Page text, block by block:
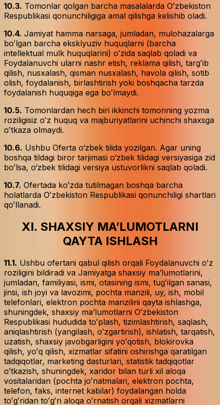
10.3. Tomonlar qolgan barcha masalalarda Oʻzbekiston
Respublikasi qonunchiligiga amal qilishga kelishib oladi.
10.4. Jamiyat hamma narsaga, jumladan, mulohazalarga
boʻlgan barcha eksklyuziv huquqlarni (barcha
intellektual mulk huquqlarini) oʻzida saqlab qoladi va
Foydalanuvchi ularni nashr etish, reklama qilish, targʻib
qilish, nusxalash, qisman nusxalash, havola qilish, sotib
olish, foydalanish, birlashtirish yoki boshqacha tarzda
foydalanish huquqiga ega boʻlmaydi.
10.5. Tomonlardan hech biri ikkinchi tomonning yozma
roziligisiz oʻz huquq va majburiyatlarini uchinchi shaxsga
oʻtkaza olmaydi.
10.6. Ushbu Oferta o‘zbek tilida yozilgan. Agar uning
boshqa tildagi biror tarjimasi o‘zbek tilidagi versiyasiga zid
boʻlsa, o‘zbek tilidagi versiya ustuvorlikni saqlab qoladi.
10.7. Ofertada koʻzda tutilmagan boshqa barcha
holatlarda Oʻzbekiston Respublikasi qonunchiligi shartlari
qoʻllanadi.
XI. SHAXSIY MAʼLUMOTLARNI
QAYTA ISHLASH
11.1. Ushbu ofertani qabul qilish orqali Foydalanuvchi oʻz
roziligini bildiradi va Jamiyatga shaxsiy maʼlumotlarini,
jumladan, familiyasi, ismi, otasining ismi, tugʻilgan sanasi,
jinsi, ish joyi va lavozimi, pochta manzili, uy, ish, mobil
telefonlari, elektron pochta manzilini qayta ishlashga,
shuningdek, shaxsiy maʼlumotlarni Oʻzbekiston
Respublikasi hududida toʻplash, tizimlashtirish, saqlash,
aniqlashtirish (yangilash, oʻzgartirish), ishlatish, tarqatish,
uzatish, shaxsiy javobgarligini yoʻqotish, blokirovka
qilish, yoʻq qilish, xizmatlar sifatini oshirishga qaratilgan
tadqiqotlar, marketing dasturlari, statistik tadqiqotlar
oʻtkazish, shuningdek, xaridor bilan turli xil aloqa
vositalaridan (pochta joʻnatmalari, elektron pochta,
telefon, faks, internet kabilar) foydalangan holda
toʻgʻridan toʻgʻri aloqa oʻrnatish orqali xizmatlarni